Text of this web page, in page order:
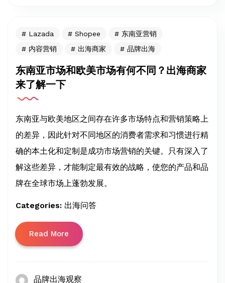
Lazada Shopee
东南亚营销
内容营销
出海商家 品牌出海
东南亚市场和欧美市场有何不同？出海商家
来了解一下
东南亚与欧美地区之间存在许多市场特点和营销策略上
的差异，因此针对不同地区的消费者需求和习惯进行精
确的本土化和定制是成功市场营销的关键。只有深入了
解这些差异，才能制定最有效的战略，使您的产品和品
牌在全球市场上蓬勃发展。
Categories: 出海问答
Read More
品牌出海观察